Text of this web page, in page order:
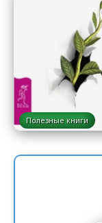
Полезные книги